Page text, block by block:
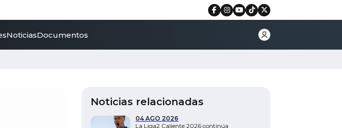
NoticiasDocumentos
Noticias relacionadas
04 AGO 2026
La Liga2 Caliente 2026 continúa